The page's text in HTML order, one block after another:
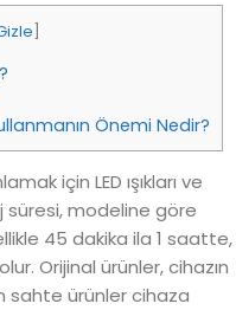
Önemi Nedir?
için LED ışıkları ve
süresi, modeline göre
45 dakika ila 1 saatte,
Orijinal ürünler, cihazın
sahte ürünler cihaza